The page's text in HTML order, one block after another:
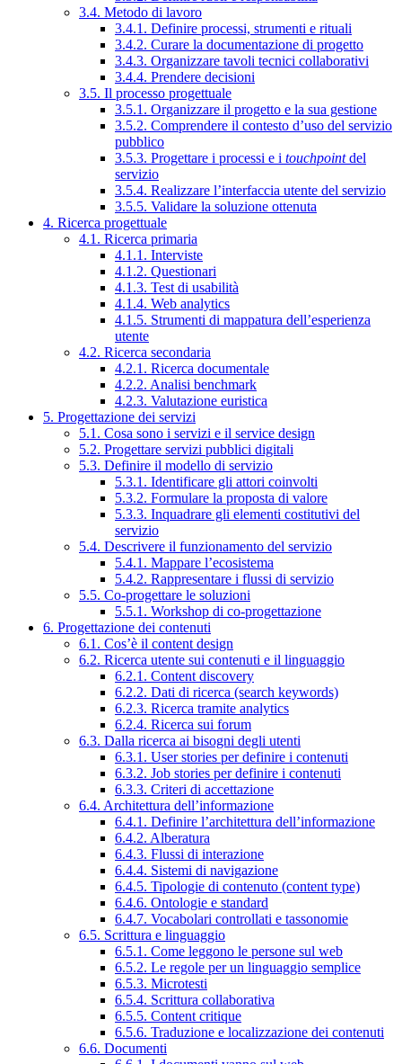
3.4. Metodo di lavoro
3.4.1. Definire processi, strumenti e rituali
3.4.2. Curare la documentazione di progetto
3.4.3. Organizzare tavoli tecnici collaborativi
3.4.4. Prendere decisioni
3.5. Il processo progettuale
3.5.1. Organizzare il progetto e la sua gestione
3.5.2. Comprendere il contesto d’uso del servizio
pubblico
3.5.3. Progettare i processi e i touchpointdel
servizio
3.5.4. Realizzare l’interfaccia utente del servizio
3.5.5. Validare la soluzione ottenuta
4. Ricerca progettuale
4.1. Ricerca primaria
4.1.1. Interviste
4.1.2. Questionari
4.1.3. Test di usabilità
4.1.4. Web analytics
4.1.5. Strumenti di mappatura dell’esperienza
utente
4.2. Ricerca secondaria
4.2.1. Ricerca documentale
4.2.2. Analisi benchmark
4.2.3. Valutazione euristica
5. Progettazione dei servizi
5.1. Cosa sono i servizi e il service design
5.2. Progettare servizi pubblici digitali
5.3. Definire il modello di servizio
5.3.1. Identificare gli attori coinvolti
5.3.2. Formulare la proposta di valore
5.3.3. Inquadrare gli elementi costitutivi del
servizio
5.4. Descrivere il funzionamento del servizio
5.4.1. Mappare l’ecosistema
5.4.2. Rappresentare i flussi di servizio
5.5. Co-progettare le soluzioni
5.5.1. Workshop di co-progettazione
6. Progettazione dei contenuti
6.1. Cos’è il content design
6.2. Ricerca utente sui contenuti e il linguaggio
6.2.1. Content discovery
6.2.2. Dati di ricerca (search keywords)
6.2.3. Ricerca tramite analytics
6.2.4. Ricerca sui forum
6.3. Dalla ricerca ai bisogni degli utenti
6.3.1. User stories per definire i contenuti
6.3.2. Job stories per definire i contenuti
6.3.3. Criteri di accettazione
6.4. Architettura dell’informazione
6.4.1. Definire l’architettura dell’informazione
6.4.2. Alberatura
6.4.3. Flussi di interazione
6.4.4. Sistemi di navigazione
6.4.5. Tipologie di contenuto (content type)
6.4.6. Ontologie e standard
6.4.7. Vocabolari controllati e tassonomie
6.5. Scrittura e linguaggio
6.5.1. Come leggono le persone sul web
6.5.2. Le regole per un linguaggio semplice
6.5.3. Microtesti
6.5.4. Scrittura collaborativa
6.5.5. Content critique
6.5.6. Traduzione e localizzazione dei contenuti
6.6. Documenti